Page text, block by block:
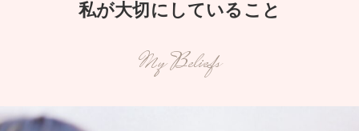
私が大切にしていること
My Beliefs